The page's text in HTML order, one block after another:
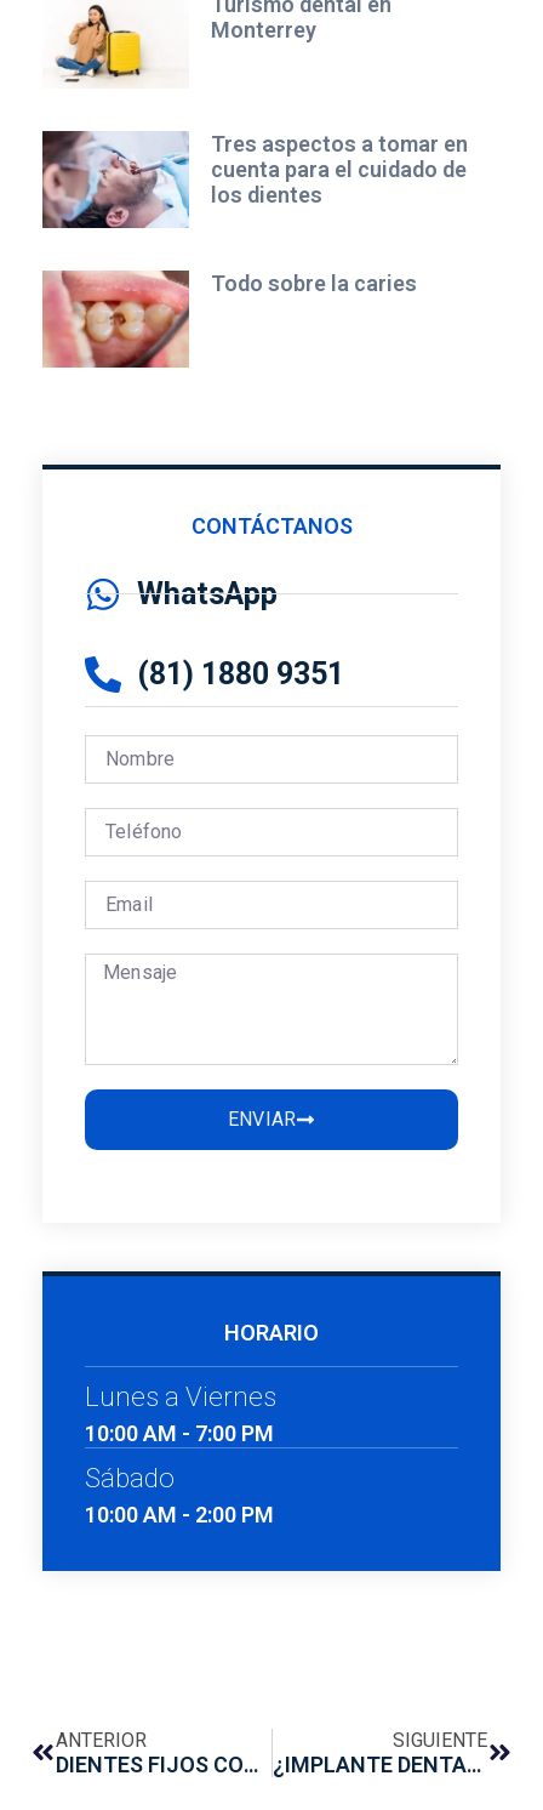
Monterrey
Tres aspectos a tomar en
cuenta para el cuidado de
los dientes
Todo sobre la caries
CONTÁCTANOS
WhatsApp
(81) 1880 9351
ENVIAR
HORARIO
Lunes a Viernes
10:00 AM - 7:00 PM
Sábado
10:00 AM - 2:00 PM
ANTERIOR
DIENTES FIJOS CON IMPLANTES DENTALES
SIGUIENTE
¿IMPLANTE DENTAL O PUENTE? VENTAJAS Y DESVENTAJAS